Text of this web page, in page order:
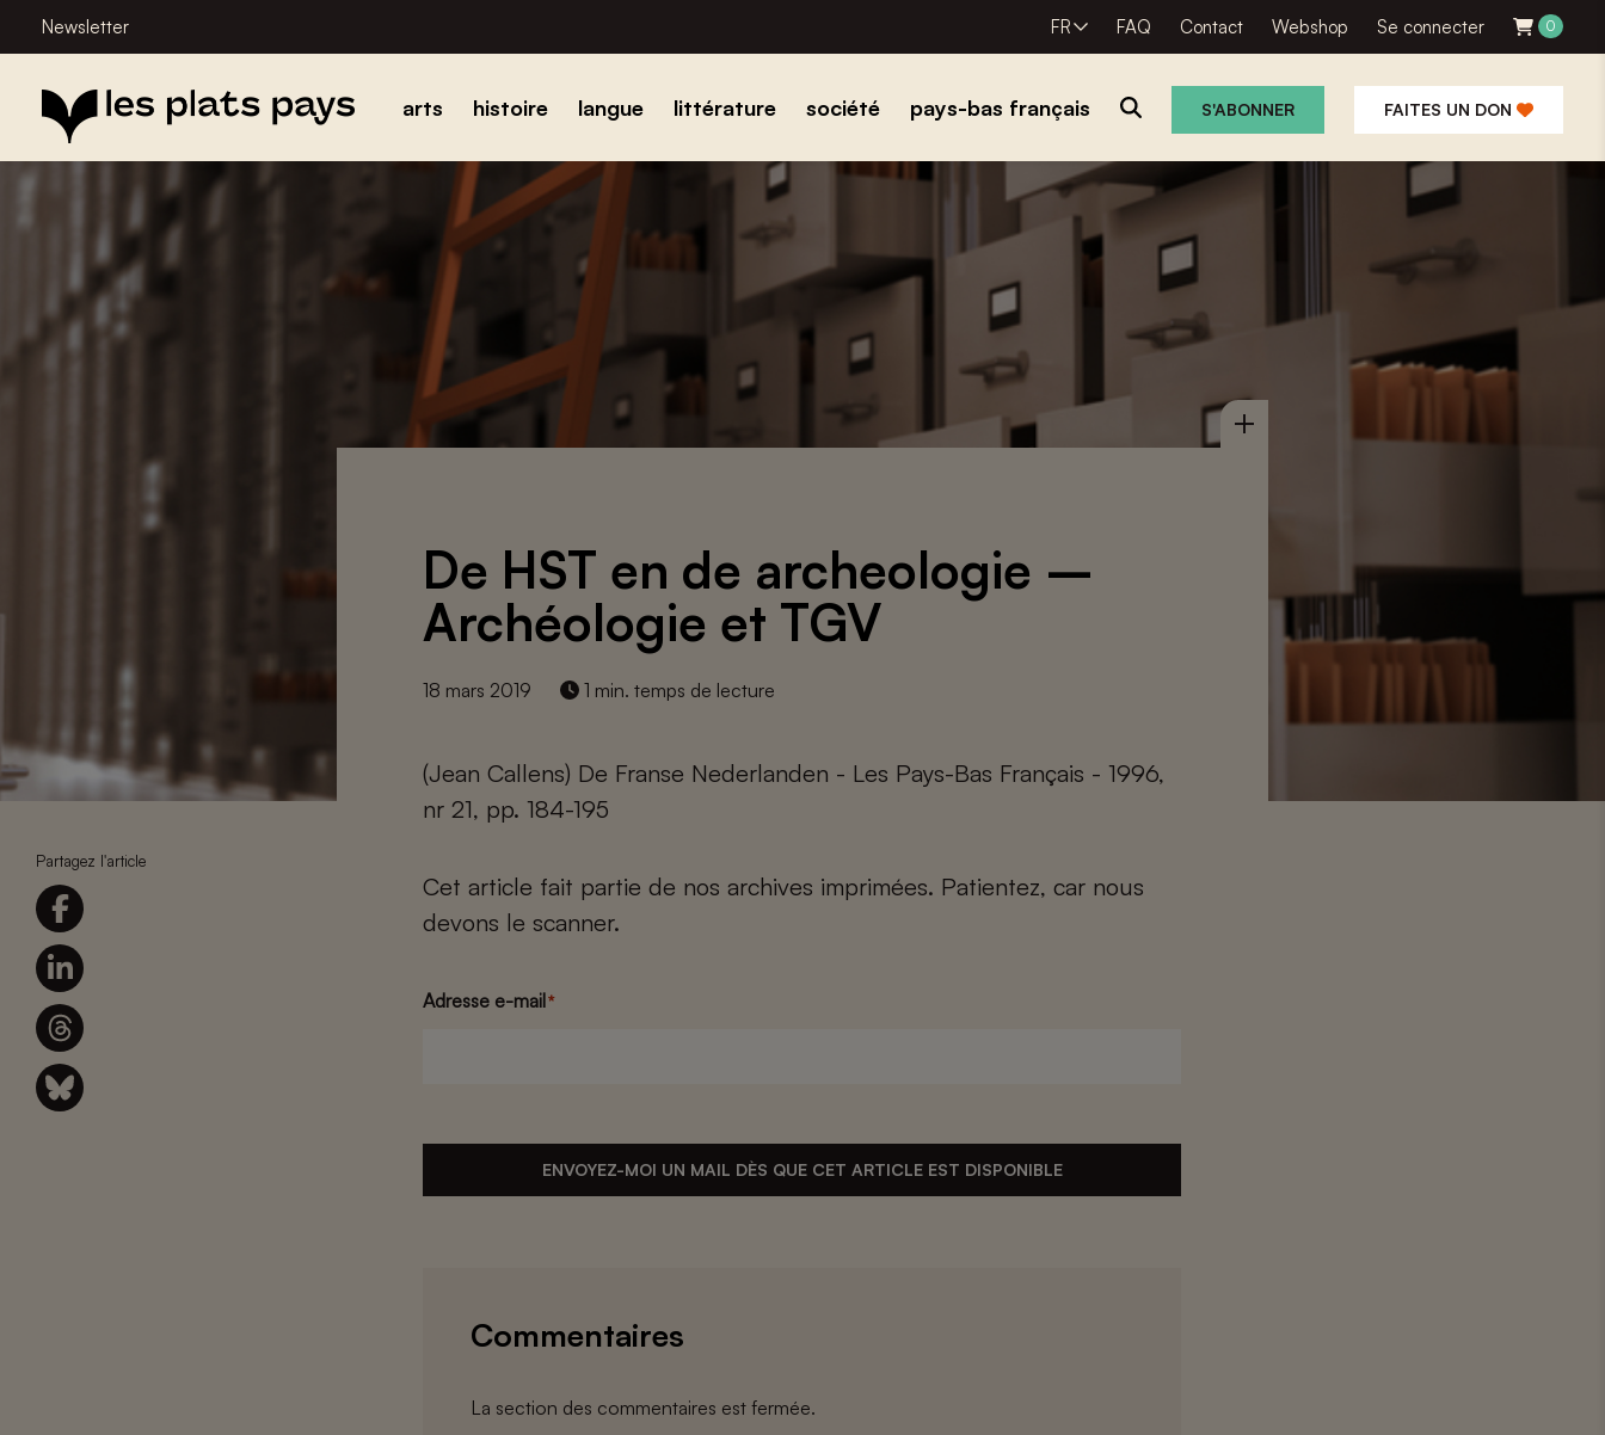
Newsletter FR FAQ Contact Webshop Se connecter 0
arts histoire langue littérature société pays-bas français S'ABONNER FAITES UN DON
Partagez l'article
De HST en de archeologie –
Archéologie et TGV
18 mars 2019 1 min. temps de lecture
(Jean Callens) De Franse Nederlanden - Les Pays-Bas Français - 1996,
nr 21, pp. 184-195
Cet article fait partie de nos archives imprimées. Patientez, car nous
devons le scanner.
Adresse e-mail *
ENVOYEZ-MOI UN MAIL DÈS QUE CET ARTICLE EST DISPONIBLE
Commentaires
La section des commentaires est fermée.